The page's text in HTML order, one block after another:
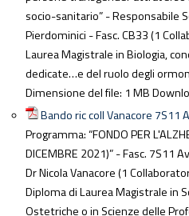
socio-sanitario” - Responsabile
Pierdominici - Fasc. CB33 (1
Laurea Magistrale in Biologia,
dedicate…e del ruolo degli
Dimensione del file: 1 MB
Bando ric coll Vanacore 7S11
Programma: “FONDO PER
DICEMBRE 2021)” - Fasc. 7S11
Dr Nicola Vanacore (1
Diploma di Laurea Magistrale in
Ostetriche o in Scienze delle